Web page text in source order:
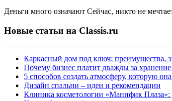
Деньги много означают Сейчас, никто не
Новые статьи на Classis.ru
Каркасный дом под ключ: преимущества,
Почему бизнес платит дважды за
5 способов создать атмосферу, которую она
Дизайн спальни – идеи и рекомендации
Клиника косметологии «Манифик Плаза»: